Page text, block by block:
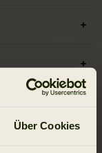
Über Cookies